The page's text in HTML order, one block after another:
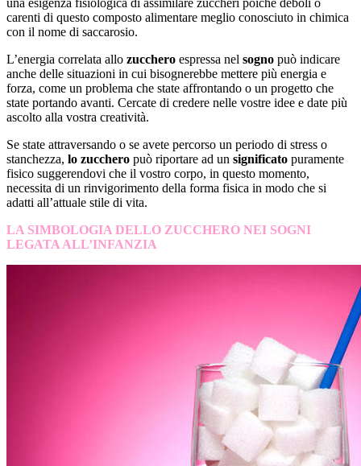
una esigenza fisiologica di assimilare zuccheri poiché deboli o
carenti di questo composto alimentare meglio conosciuto in chimica
con il nome di saccarosio.
L’energia correlata allo zucchero espressa nel sogno può indicare
anche delle situazioni in cui bisognerebbe mettere più energia e
forza, come un problema che state affrontando o un progetto che
state portando avanti. Cercate di credere nelle vostre idee e date più
ascolto alla vostra creatività.
Se state attraversando o se avete percorso un periodo di stress o
stanchezza, lo zucchero può riportare ad un significato puramente
fisico suggerendovi che il vostro corpo, in questo momento,
necessita di un rinvigorimento della forma fisica in modo che si
adatti all’attuale stile di vita.
LA SIMBOLOGIA DELLO ZUCCHERO NEI SOGNI
LEGATA ALL’INFANZIA